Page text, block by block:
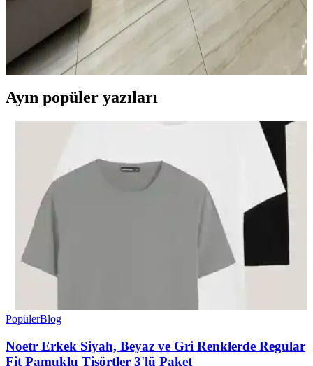
Oturma odasında büyük mobilyalar değiştirilmeden halı seçimi,
mobilya örtüleri, aydınlatma, duvar dekorasyonu ve bitkilerle
mekânın sıcaklığı ve estetiği artırılabilir. Katmanlı aydınlatma ve
yumuşak dokular ortamı tamamlar.
Ayın popüler yazıları
PopülerBlog
Noetr Erkek Siyah, Beyaz ve Gri Renklerde Regular
Fit Pamuklu Tişörtler 3'lü Paket